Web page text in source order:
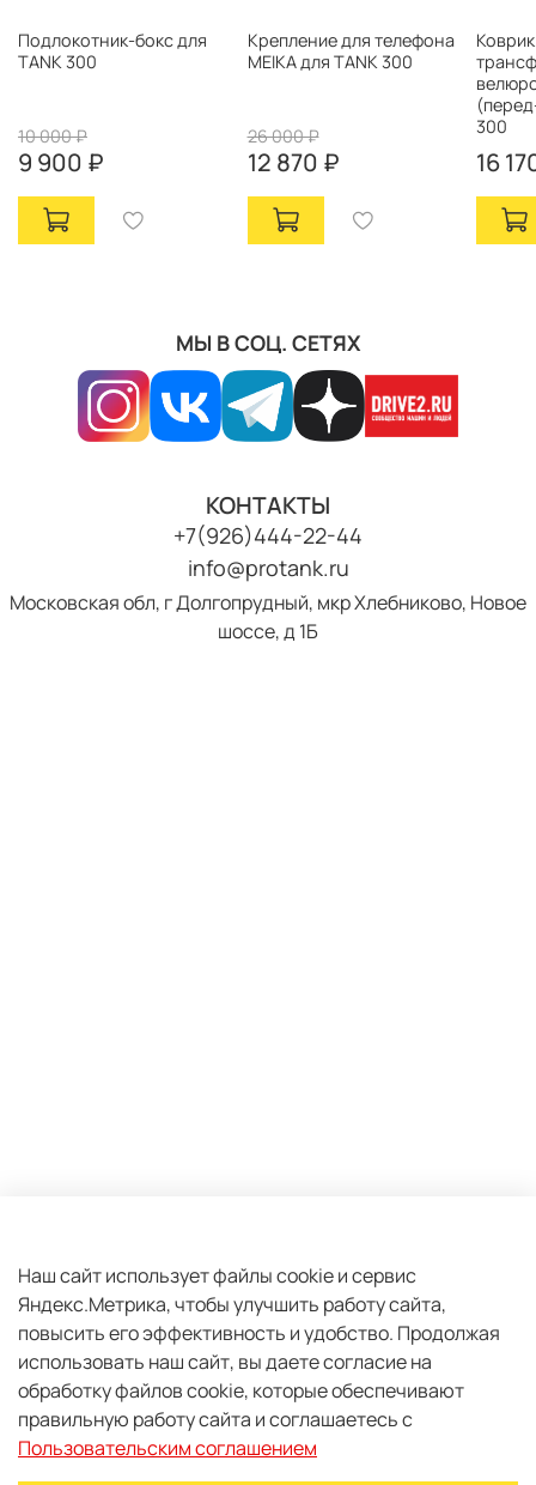
Подлокотник-бокс для
TANK 300
10 000 ₽
9 900 ₽
Крепление для телефона
MEIKA для TANK 300
26 000 ₽
12 870 ₽
300
16
МЫ В СОЦ. СЕТЯХ
КОНТАКТЫ
+7(926)444-22-44
info@protank.ru
Московская обл, г Долгопрудный, мкр Хлебниково, Новое
шоссе, д 1Б
Пользовательское соглашение
Условия обмена и возврата
Плати частями
Обратная связь
2026 - Центр экспедиционной подготовки "PRO TANK"
Наш сайт использует файлы cookie и сервис
Яндекс.Метрика, чтобы улучшить работу сайта,
повысить его эффективность и удобство. Продолжая
использовать наш сайт, вы даете согласие на
обработку файлов cookie, которые обеспечивают
правильную работу сайта и соглашаетесь с
Пользовательским соглашением